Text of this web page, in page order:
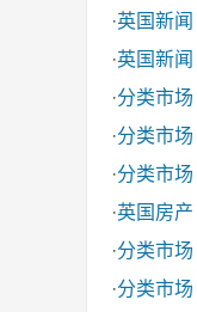
·英国新闻
·英国新闻
·分类市场
·分类市场
·分类市场
·英国房产
·分类市场
·分类市场